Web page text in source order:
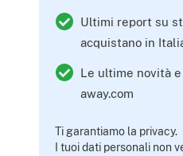
Ultimi report su
acquistano in
Le ultime novità
away.com
Ti garantiamo la privacy.
I tuoi dati personali non